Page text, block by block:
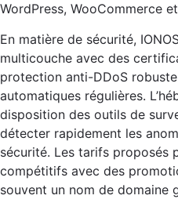
WordPress, WooCommerce
En matière de sécurité,
multicouche avec des
protection anti-DDoS
automatiques régulières.
disposition des outils de
détecter rapidement les
sécurité. Les tarifs proposés
compétitifs avec des
souvent un nom de domaine